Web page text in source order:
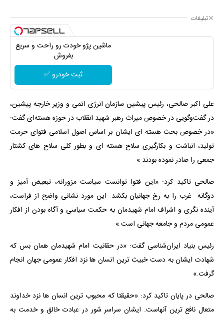
تبلیغات
ماشین پژو خودت رو راحت و سریع
بفروش
ثبت خودرو ✅
علی اکبر صالحی، رئیس پیشین سازمان انرژی اتمی و وزیر خارجه پیشین،
در گفت‌وگویی در خصوص میراث رهبر شهید انقلاب در حوزه هسته‌ای گفت:
«در خصوص بحث هسته ای ایشان بر اساس اصول اسلامی فتوای حرمت
تولید، انباشت و بکارگیری سلاح هسته ای و بطور کلی سلاح های کشتار
جمعی را صادر نموده بودند.»
صالحی تاکید کرد: «این فتوا توانست سیاست مزورانه، تبعیض آمیز و
‌دوگانه غرب را به رخ جهانیان بکشد. این مورد نشانی واضح از فراست،
آینده نگری و اشراف امام شهیدمان به حکمت سیاسی و آگاه بودن از افکار
عمومی مردم و جامعه جهانی است.»
رئیس بنیاد ایران‌شناسی گفت: «در حقانیت امام شهیدمان همان بس که
شهادت ایشان به دست خبیث ترین انسان ها نزد افکار عمومی جهان انجام
گرفت.»
صالحی در پایان تاکید کرد: «حقیقتا که محبوب ترین انسان ها نزد خداوند
متعال نافع ترین آنهاست. ایشان سراسر شور در عبادت خالق و خدمت به